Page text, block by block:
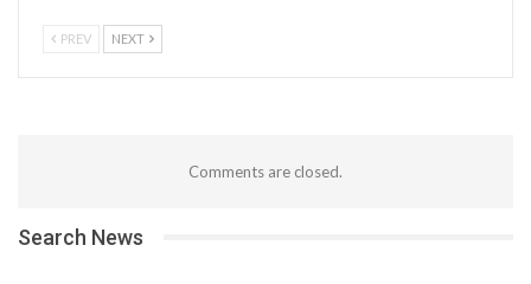
PREV NEXT
Comments are closed.
Search News